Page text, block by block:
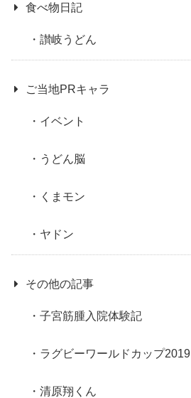
食べ物日記
讃岐うどん
ご当地PRキャラ
イベント
うどん脳
くまモン
ヤドン
その他の記事
子宮筋腫入院体験記
ラグビーワールドカップ2019
清原翔くん